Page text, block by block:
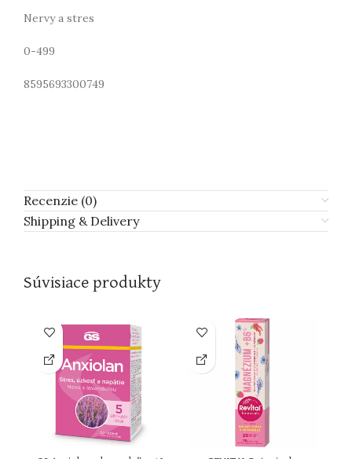
Nervy a stres
0-499
8595693300749
Recenzie (0)
Shipping & Delivery
Súvisiace produkty